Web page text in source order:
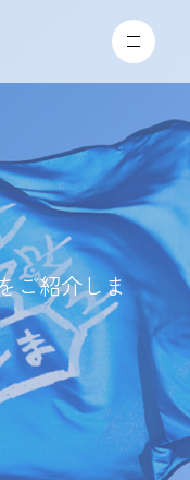
ご紹介しま